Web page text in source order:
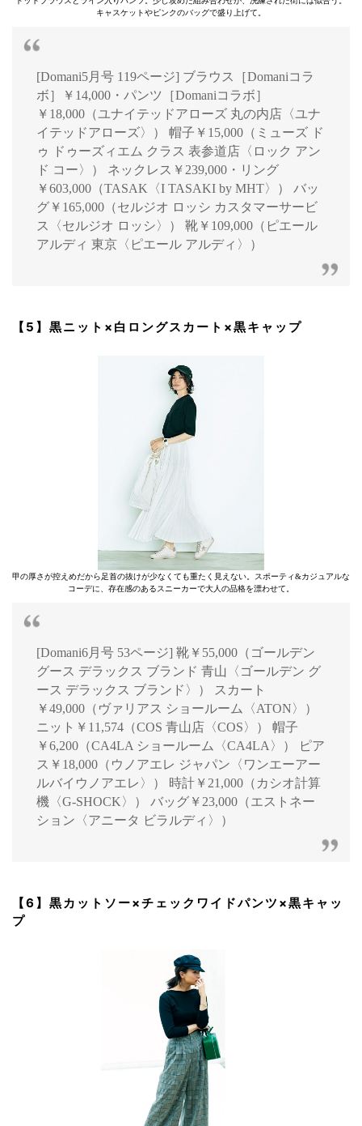
キャスケットやピンクのバッグで盛り上げて。
[Domani5月号 119ページ] ブラウス［Domaniコラ
ボ］￥14,000・パンツ［Domaniコラボ］
￥18,000（ユナイテッドアローズ 丸の内店〈ユナ
イテッドアローズ〉） 帽子￥15,000（ミューズ ド
ゥ ドゥーズィエム クラス 表参道店〈ロック アン
ド コー〉） ネックレス￥239,000・リング
￥603,000（TASAK〈I TASAKI by MHT〉） バッ
グ￥165,000（セルジオ ロッシ カスタマーサービ
ス〈セルジオ ロッシ〉） 靴￥109,000（ピエール
アルディ 東京〈ピエール アルディ〉）
【5】黒ニット×白ロングスカート×黒キャップ
甲の厚さが控えめだから足首の抜けが少なくても重たく見えない。スポーティ&カジュアルな
コーデに、存在感のあるスニーカーで大人の品格を漂わせて。
[Domani6月号 53ページ] 靴￥55,000（ゴールデン
グース デラックス ブランド 青山〈ゴールデン グ
ース デラックス ブランド〉） スカート
￥49,000（ヴァリアス ショールーム〈ATON〉）
ニット￥11,574（COS 青山店〈COS〉） 帽子
￥6,200（CA4LA ショールーム〈CA4LA〉） ピア
ス￥18,000（ウノアエレ ジャパン〈ワンエーアー
ルバイウノアエレ〉） 時計￥21,000（カシオ計算
機〈G-SHOCK〉） バッグ￥23,000（エストネー
ション〈アニータ ビラルディ〉）
【6】黒カットソー×チェックワイドパンツ×黒キャッ
プ